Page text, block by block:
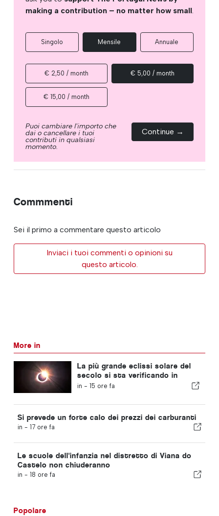
making a contribution – no matter how small.
Singolo Mensile Annuale
€ 2,50 / month € 5,00 / month
€ 15,00 / month
Puoi cambiare l'importo che
dai o cancellare i tuoi
contributi in qualsiasi
momento.
Continue →
Commmenti
Sei il primo a commentare questo articolo
Inviaci i tuoi commenti o opinioni su
questo articolo.
More in
La più grande eclissi solare del
secolo si sta verificando in
Portogallo
in - 15 ore fa
Si prevede un forte calo dei prezzi dei carburanti
in - 17 ore fa
Le scuole dell'infanzia nel distretto di Viana do
Castelo non chiuderanno
in - 18 ore fa
Popolare